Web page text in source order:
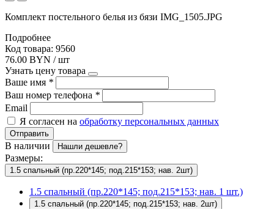
Комплект постельного белья из бязи IMG_1505.JPG
Подробнее
Код товара: 9560
76.00 BYN / шт
Узнать цену товара
Ваше имя *
Ваш номер телефона *
Email
Я согласен на обработку персональных данных
Отправить
В наличии Нашли дешевле?
Размеры:
1.5 спальный (пр.220*145; под.215*153; нав. 2шт)
1.5 спальный (пр.220*145; под.215*153; нав. 1 шт.)
1.5 спальный (пр.220*145; под.215*153; нав. 2шт)